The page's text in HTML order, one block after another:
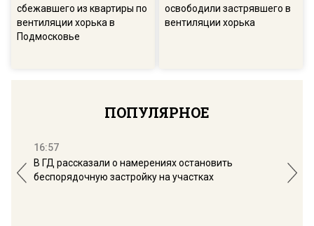
сбежавшего из квартиры по
вентиляции хорька в
Подмосковье
освободили застрявшего в
вентиляции хорька
ПОПУЛЯРНОЕ
16:57
В ГД рассказали о намерениях остановить
беспорядочную застройку на участках